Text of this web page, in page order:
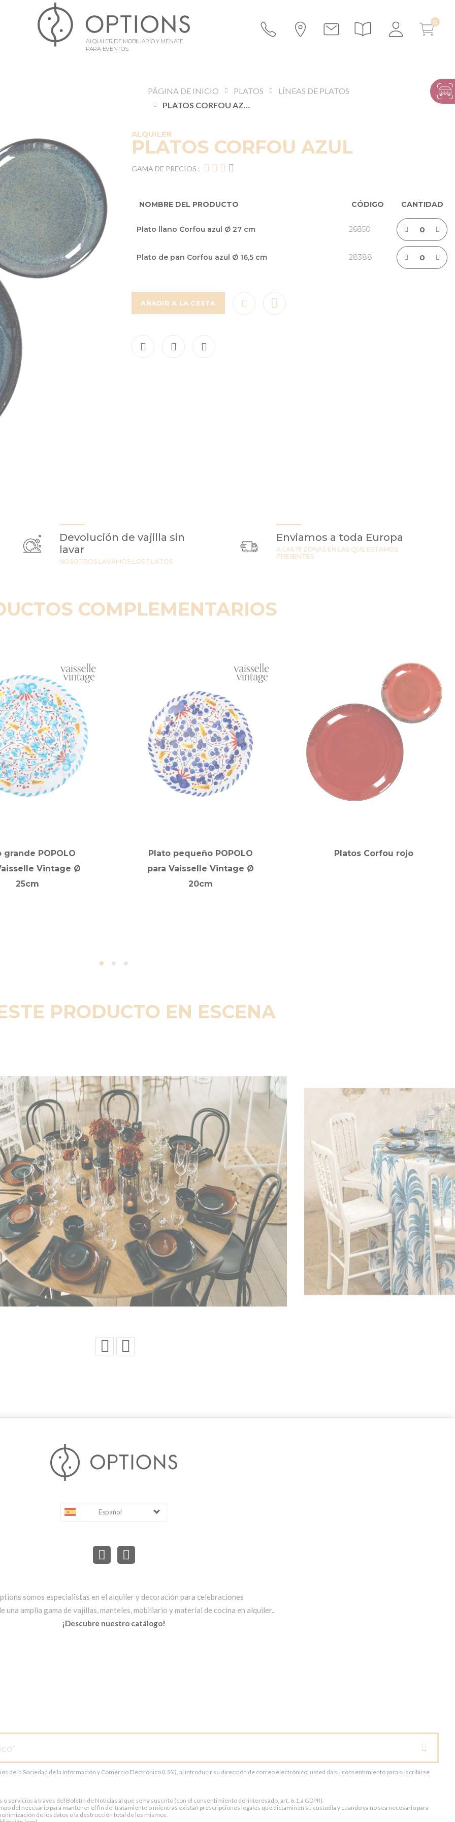
ALQUILER DE MOBILIARIO Y MENAJE
PARA EVENTOS
PÁGINA DE INICIO PLATOS
LÍNEAS DE PLATOS
PLATOS CORFOU AZUL
ALQUILER
PLATOS CORFOU AZUL
GAMA DE PRECIOS :
de
agrupados
NOMBRE DEL PRODUCTO CÓDIGO CANTIDAD
Plato llano Corfou azul Ø 27 cm 26850
Plato de pan Corfou azul Ø 16,5 cm 28388
AÑADIR A LA CESTA
Devolución de vajilla sin
lavar
NOSOTROS LAVAMOS LOS PLATOS
Enviamos a toda Europa
A LAS 19 ZONAS EN LAS QUE ESTAMOS
PRESENTES
COMPLEMENTARIOS
grande POPOLO
Vintage Ø
25cm
Plato pequeño POPOLO
para Vaisselle Vintage Ø
20cm
Platos Corfou rojo
PRODUCTO EN ESCENA
Español
somos especialistas en el alquiler y decoración para celebraciones
una amplia gama de vajillas, manteles, mobiliario y material de cocina en alquiler..
¡Descubre nuestro catálogo!
de la Sociedad de la Información y Comercio Electrónico (LSSI), al introducir su dirección de correo electrónico, usted da su consentimiento para suscribirse
servicios a través del Boletín de Noticias al que se ha suscrito (con el consentimiento del interesado, art. 6.1.a GDPR).
del necesario para mantener el fin del tratamiento o mientras existan prescripciones legales que dictaminen su custodia y cuando ya no sea necesario para
de los datos o la destrucción total de los mismos.